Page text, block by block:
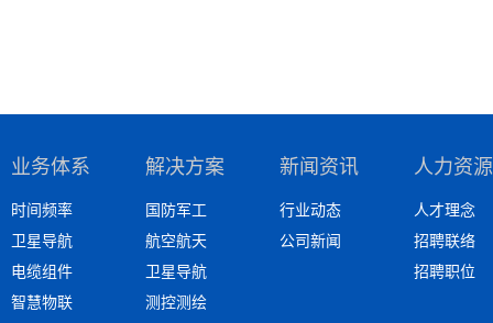
业务体系
时间频率
卫星导航
电缆组件
智慧物联
解决方案
国防军工
航空航天
卫星导航
测控测绘
新闻资讯
行业动态
公司新闻
人力资源
人才理念
招聘联络
招聘职位